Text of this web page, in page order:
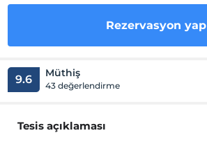
Rezervasyon yap
9.6 Müthiş
43 değerlendirme
Tesis açıklaması